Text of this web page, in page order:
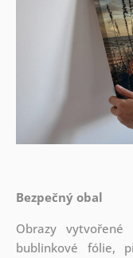
Bezpečný obal
Obrazy
bublinkové fólie,